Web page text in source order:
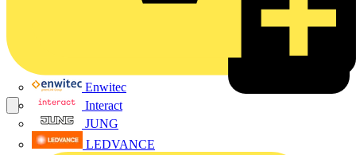
Enwitec
Interact
JUNG
LEDVANCE